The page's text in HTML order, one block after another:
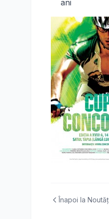
ani
Înapoi la